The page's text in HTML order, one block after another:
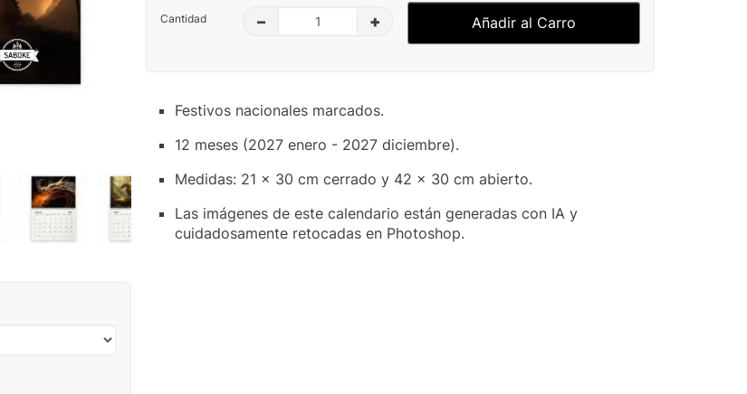
Cantidad – + Añadir al Carro
Festivos nacionales marcados.
12 meses (2027 enero - 2027 diciembre).
Medidas: 21 x 30 cm cerrado y 42 x 30 cm abierto.
Las imágenes de este calendario están generadas con IA y
cuidadosamente retocadas en Photoshop.